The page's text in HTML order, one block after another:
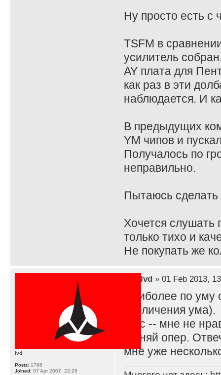
Ну просто есть с
TSFM в
усилитель
AY плата для
как раз в эти
наблюдается. И
В предыдущих
YM чипов и
Получалось по
неправильно.
Пытаюсь сделать
Хочется слушать
только тихо и
Не покупать же
lvd» 01 Feb 2013,
Наиболее по уму
увеличения ума).
В тс -- мне не
Меняй опер.
мне уже
lvd
Posts: 1786
Joined: 07 Apr 2007, 22:28